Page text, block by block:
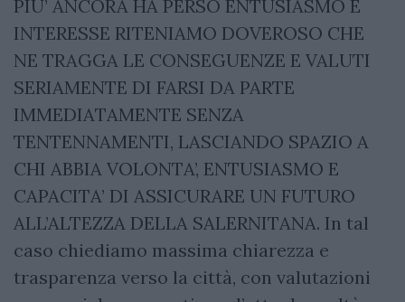
PIU’ ANCORA HA PERSO ENTUSIASMO E
INTERESSE RITENIAMO DOVEROSO CHE
NE TRAGGA LE CONSEGUENZE E VALUTI
SERIAMENTE DI FARSI DA PARTE
IMMEDIATAMENTE SENZA
TENTENNAMENTI, LASCIANDO SPAZIO A
CHI ABBIA VOLONTA’, ENTUSIASMO E
CAPACITA’ DI ASSICURARE UN FUTURO
ALL’ALTEZZA DELLA SALERNITANA. In tal
caso chiediamo massima chiarezza e
trasparenza verso la città, con valutazioni